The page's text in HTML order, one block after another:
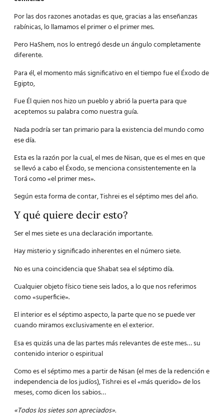
Por las dos razones anotadas es que, gracias a las enseñanzas
rabínicas, lo llamamos el primer o el primer mes.
Pero HaShem, nos lo entregó desde un ángulo completamente
diferente.
Para él, el momento más significativo en el tiempo fue el Éxodo de
Egipto,
Fue Él quien nos hizo un pueblo y abrió la puerta para que
aceptemos su palabra como nuestra guía.
Nada podría ser tan primario para la existencia del mundo como
ese día.
Esta es la razón por la cual, el mes de Nisan, que es el mes en que
se llevó a cabo el Éxodo, se menciona consistentemente en la
Torá como «el primer mes».
Según esta forma de contar, Tishrei es el séptimo mes del año.
Y qué quiere decir esto?
Ser el mes siete es una declaración importante.
Hay misterio y significado inherentes en el número siete.
No es una coincidencia que Shabat sea el séptimo día.
Cualquier objeto físico tiene seis lados, a lo que nos referimos
como «superficie».
El interior es el séptimo aspecto, la parte que no se puede ver
cuando miramos exclusivamente en el exterior.
Esa es quizás una de las partes más relevantes de este mes… su
contenido interior o espiritual
Como es el séptimo mes a partir de Nisan (el mes de la redención e
independencia de los judíos), Tishrei es el «más querido» de los
meses, como dicen los sabios…
«Todos los sietes son apreciados».